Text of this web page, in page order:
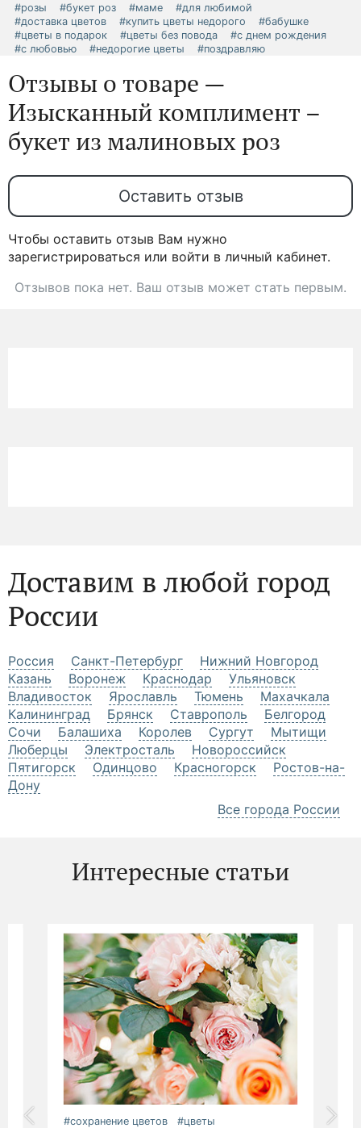
#розы #букет роз #маме
#для любимой
#доставка цветов
#купить цветы недорого
#бабушке
#цветы в подарок
#цветы без повода
#с днем рождения
#с любовью
#недорогие цветы #поздравляю
Отзывы о товаре —
Изысканный комплимент –
букет из малиновых роз
Оставить отзыв
Чтобы оставить отзыв Вам нужно
зарегистрироваться или войти в личный кабинет.
Отзывов пока нет. Ваш отзыв может стать первым.
Доставим в любой город
России
Россия Санкт-Петербург
Нижний Новгород
Казань
Воронеж Краснодар
Ульяновск
Владивосток
Ярославль Тюмень
Махачкала
Калининград
Брянск Ставрополь
Белгород
Сочи
Балашиха Королев Сургут
Мытищи
Люберцы
Электросталь
Новороссийск
Пятигорск
Одинцово Красногорск
Ростов-на-
Дону
Все города России
Интересные статьи
#сохранение цветов #цветы